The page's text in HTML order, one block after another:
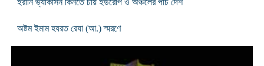
অষ্টম ইমাম হযরত রেযা (আ.) স্মরণে